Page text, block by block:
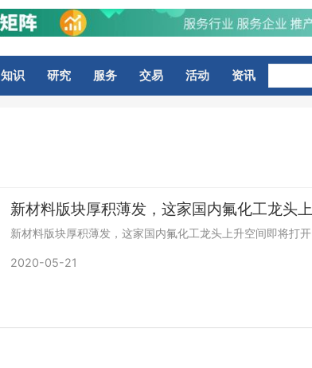
知识 研究 服务 交易 活动 资讯
新材料版块厚积薄发，这家国内氟化工龙头上升空间即将打开
2020-05-21